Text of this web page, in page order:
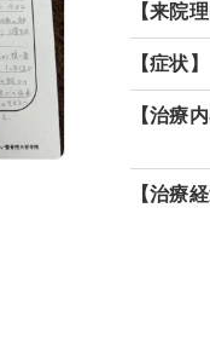
【来院理
【症状】
【治療内
【治療経